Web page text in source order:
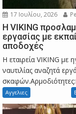
17 Ιουλίου, 2026
Η VIKING
εργασίας με
αποδοχές
Η εταιρεία VIKING με
ναυτιλίας αναζητά
Αγγελιες